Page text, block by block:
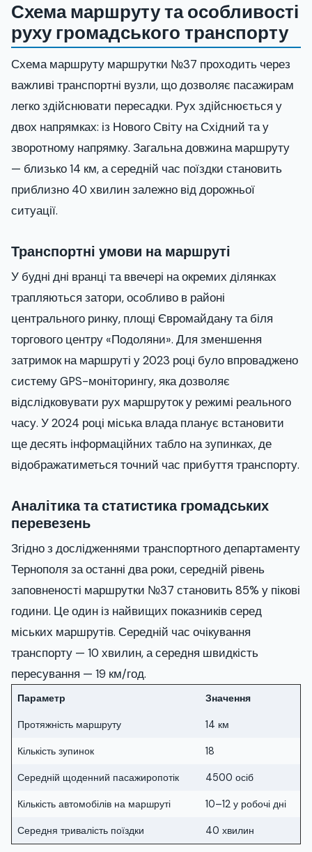
Схема маршруту та особливості
руху громадського транспорту
Схема маршруту маршрутки №37 проходить через
важливі транспортні вузли, що дозволяє пасажирам
легко здійснювати пересадки. Рух здійснюється у
двох напрямках: із Нового Світу на Східний та у
зворотному напрямку. Загальна довжина маршруту
— близько 14 км, а середній час поїздки становить
приблизно 40 хвилин залежно від дорожньої
ситуації.
Транспортні умови на маршруті
У будні дні вранці та ввечері на окремих ділянках
трапляються затори, особливо в районі
центрального ринку, площі Євромайдану та біля
торгового центру «Подоляни». Для зменшення
затримок на маршруті у 2023 році було впроваджено
систему GPS-моніторингу, яка дозволяє
відслідковувати рух маршруток у режимі реального
часу. У 2024 році міська влада планує встановити
ще десять інформаційних табло на зупинках, де
відображатиметься точний час прибуття транспорту.
Аналітика та статистика громадських
перевезень
Згідно з дослідженнями транспортного департаменту
Тернополя за останні два роки, середній рівень
заповненості маршрутки №37 становить 85% у пікові
години. Це один із найвищих показників серед
міських маршрутів. Середній час очікування
транспорту — 10 хвилин, а середня швидкість
пересування — 19 км/год.
Параметр Значення
Протяжність маршруту 14 км
Кількість зупинок 18
Середній щоденний пасажиропотік 4500 осіб
Кількість автомобілів на маршруті 10–12 у робочі дні
Середня тривалість поїздки 40 хвилин